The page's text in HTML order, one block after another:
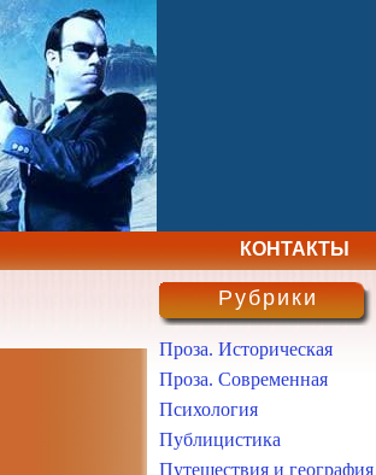
КОНТАКТЫ
Рубрики
Проза. Историческая
Проза. Современная
Психология
Публицистика
Путешествия и география